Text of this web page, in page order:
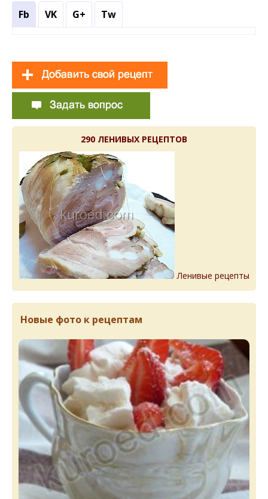
Fb VK G+ Tw
290 ЛЕНИВЫХ РЕЦЕПТОВ
Ленивые рецепты
Новые фото к рецептам